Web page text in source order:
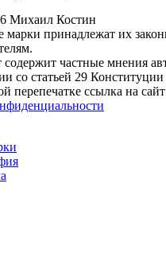
Михаил Костин
марки принадлежат их
частные мнения
со статьей 29
перепечатке ссылка на сайт